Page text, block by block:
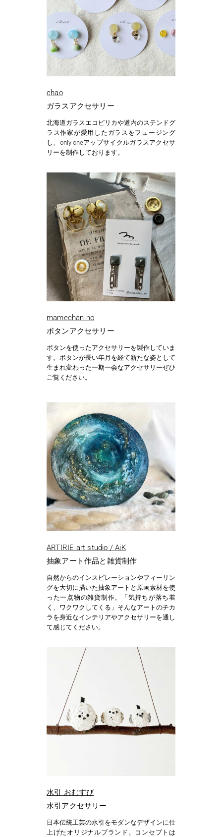
chao
ガラスアクセサリー
北海道ガラスエコピリカや道内のステンドグ
ラス作家が愛用したガラスをフュージング
し、only oneアップサイクルガラスアクセサ
リーを制作しております。
mamechan.no
ボタンアクセサリー
ボタンを使ったアクセサリーを製作していま
す。ボタンが長い年月を経て新たな姿として
生まれ変わった一期一会なアクセサリーぜひ
ご覧ください。
ARTIRIE art studio / AiK
抽象アート作品と雑貨制作
自然からのインスピレーションやフィーリン
グを大切に描いた抽象アートと原画素材を使
った一点物の雑貨制作。「気持ちが落ち着
く、ワクワクしてくる」そんなアートのチカ
ラを身近なインテリアやアクセサリーを通し
て感じてください。
水引 おむすび
水引アクセサリー
日本伝統工芸の水引をモダンなデザインに仕
上げたオリジナルブランド。コンセプトは